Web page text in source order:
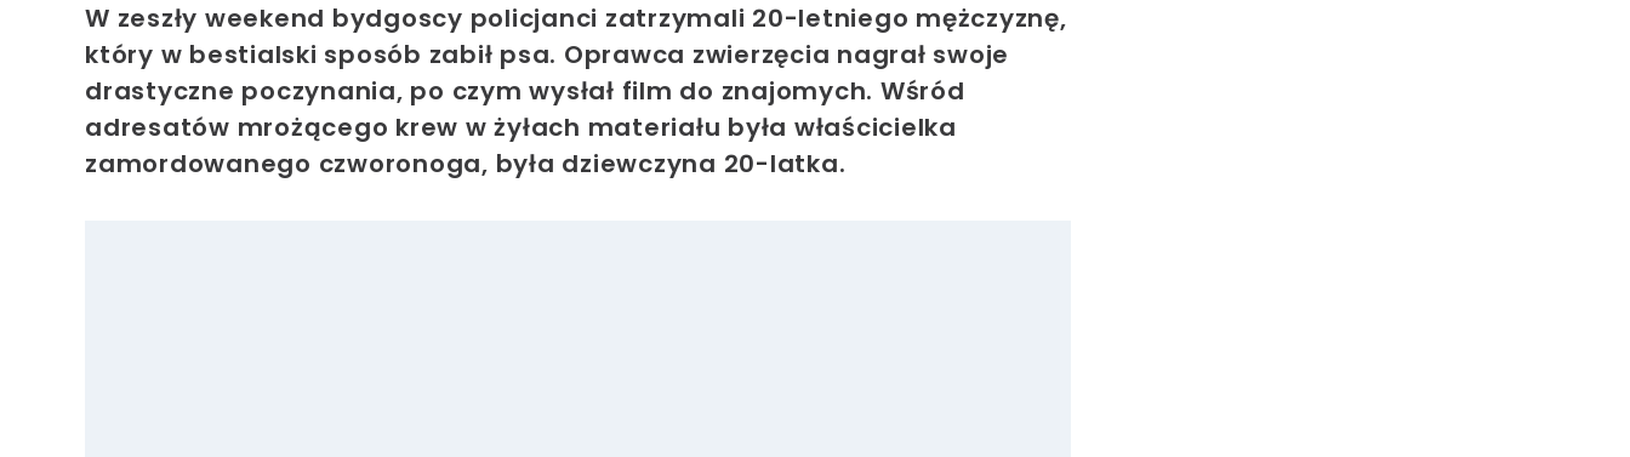
W zeszły weekend bydgoscy policjanci zatrzymali 20-letniego mężczyznę,
który w bestialski sposób zabił psa. Oprawca zwierzęcia nagrał swoje
drastyczne poczynania, po czym wysłał film do znajomych. Wśród
adresatów mrożącego krew w żyłach materiału była właścicielka
zamordowanego czworonoga, była dziewczyna 20-latka.